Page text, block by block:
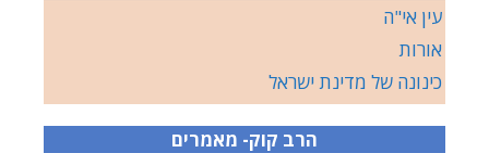
עין אי"ה
אורות
כינונה של מדינת ישראל
הרב קוק- מאמרים